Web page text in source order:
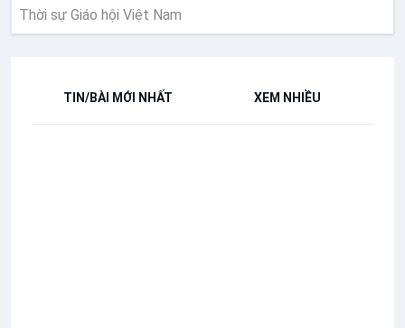
Thời sự Giáo hội Việt Nam
TIN/BÀI MỚI NHẤT XEM NHIỀU